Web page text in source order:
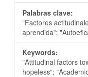
Palabras clave:
"Factores
aprendida";
Keywords:
"Attitudinal factors
hopeless";